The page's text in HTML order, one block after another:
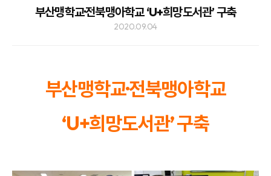
부산맹학교·전북맹아학교 ‘U+희망도서관’ 구축
2020.09.04
부산맹학교·전북맹아학교
‘U+희망도서관’ 구축